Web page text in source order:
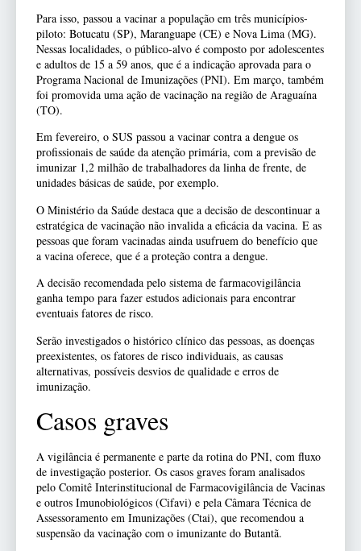
Para isso, passou a vacinar a população em três municípios-
piloto: Botucatu (SP), Maranguape (CE) e Nova Lima (MG).
Nessas localidades, o público-alvo é composto por adolescentes
e adultos de 15 a 59 anos, que é a indicação aprovada para o
Programa Nacional de Imunizações (PNI). Em março, também
foi promovida uma ação de vacinação na região de Araguaína
(TO).
Em fevereiro, o SUS passou a vacinar contra a dengue os
profissionais de saúde da atenção primária, com a previsão de
imunizar 1,2 milhão de trabalhadores da linha de frente, de
unidades básicas de saúde, por exemplo.
O Ministério da Saúde destaca que a decisão de descontinuar a
estratégica de vacinação não invalida a eficácia da vacina. E as
pessoas que foram vacinadas ainda usufruem do benefício que
a vacina oferece, que é a proteção contra a dengue.
A decisão recomendada pelo sistema de farmacovigilância
ganha tempo para fazer estudos adicionais para encontrar
eventuais fatores de risco.
Serão investigados o histórico clínico das pessoas, as doenças
preexistentes, os fatores de risco individuais, as causas
alternativas, possíveis desvios de qualidade e erros de
imunização.
Casos graves
A vigilância é permanente e parte da rotina do PNI, com fluxo
de investigação posterior. Os casos graves foram analisados
pelo Comitê Interinstitucional de Farmacovigilância de Vacinas
e outros Imunobiológicos (Cifavi) e pela Câmara Técnica de
Assessoramento em Imunizações (Ctai), que recomendou a
suspensão da vacinação com o imunizante do Butantã.